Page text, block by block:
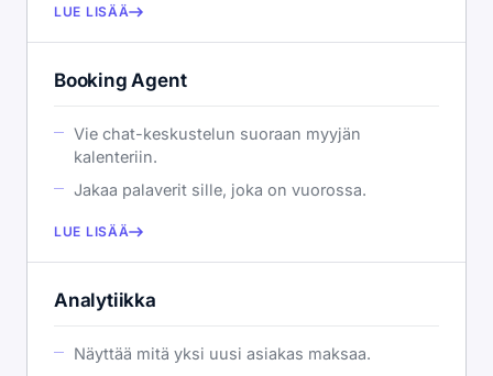
LUE LISÄÄ
Booking Agent
Vie chat-keskustelun suoraan myyjän
kalenteriin.
Jakaa palaverit sille, joka on vuorossa.
LUE LISÄÄ
Analytiikka
Näyttää mitä yksi uusi asiakas maksaa.